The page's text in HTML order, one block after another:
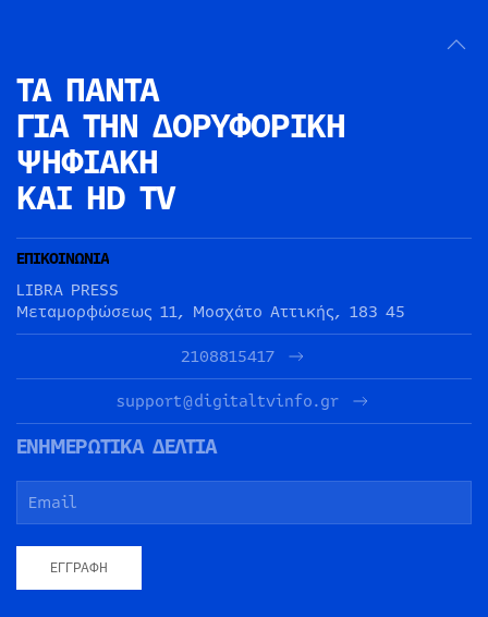
ΤΑ ΠΑΝΤΑ
ΓΙΑ ΤΗΝ ΔΟΡΥΦΟΡΙΚΗ
ΨΗΦΙΑΚΗ
ΚΑΙ HD TV
ΕΠΙΚΟΙΝΩΝΙΑ
LIBRA PRESS
Μεταμορφώσεως 11, Μοσχάτο Αττικής, 183 45
2108815417
support@digitaltvinfo.gr
ΕΝΗΜΕΡΩΤΙΚΑ ΔΕΛΤΙΑ
ΕΓΓΡΑΦΉ